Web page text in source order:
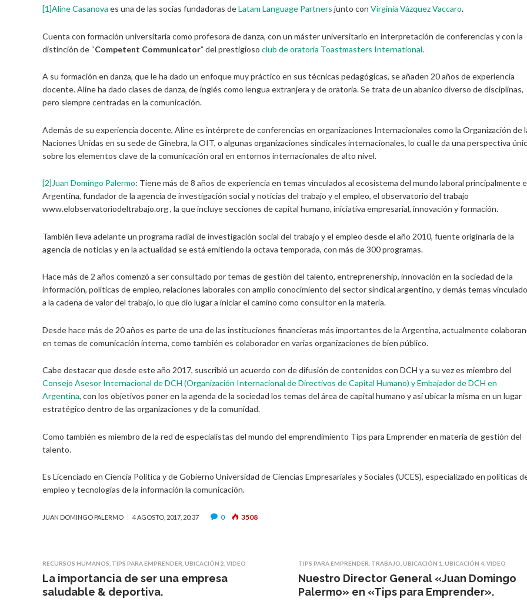
[1]Aline Casanova es una de las socias fundadoras deLatam Language Partners junto con Virginia Vázquez Vaccaro.
Cuenta con formación universitaria como profesora de danza, con un máster universitario en interpretación de conferencias y con la
distinción de “Competent Communicator” del prestigioso club de oratoria Toastmasters International.
A su formación en danza, que le ha dado un enfoque muy práctico en sus técnicas pedagógicas, se añaden 20 años de experiencia
docente. Aline ha dado clases de danza, de inglés como lengua extranjera y de oratoria. Se trata de un abanico diverso de disciplinas,
pero siempre centradas en la comunicación.
Además de su experiencia docente, Aline es intérprete de conferencias en organizaciones Internacionales como la Organización de
Naciones Unidas en su sede de Ginebra, la OIT, o algunas organizaciones sindicales internacionales, lo cual le da una perspectiva
sobre los elementos clave de la comunicación oral en entornos internacionales de alto nivel.
[2]Juan Domingo Palermo: Tiene más de 8 años de experiencia en temas vinculados al ecosistema del mundo laboral principalmente
Argentina, fundador de la agencia de investigación social y noticias del trabajo y el empleo, el observatorio del trabajo
www.elobservatoriodeltrabajo.org , la que incluye secciones de capital humano, iniciativa empresarial, innovación y formación.
También lleva adelante un programa radial de investigación social del trabajo y el empleo desde el año 2010, fuente originaria de la
agencia de noticias y en la actualidad se está emitiendo la octava temporada, con más de 300 programas.
Hace más de 2 años comenzó a ser consultado por temas de gestión del talento, entreprenership, innovación en la sociedad de la
información, políticas de empleo, relaciones laborales con amplio conocimiento del sector sindical argentino, y demás temas
a la cadena de valor del trabajo, lo que dio lugar a iniciar el camino como consultor en la materia.
Desde hace más de 20 años es parte de una de las instituciones financieras más importantes de la Argentina, actualmente
en temas de comunicación interna, como también es colaborador en varias organizaciones de bien público.
Cabe destacar que desde este año 2017, suscribió un acuerdo con de difusión de contenidos con DCH y a su vez es miembro del
Consejo Asesor Internacional de DCH (Organización Internacional de Directivos de Capital Humano) y Embajador de DCH en
Argentina, con los objetivos poner en la agenda de la sociedad los temas del área de capital humano y así ubicar la misma en un lugar
estratégico dentro de las organizaciones y de la comunidad.
Como también es miembro de la red de especialistas del mundo del emprendimiento Tips para Emprender en materia de gestión del
talento.
Es Licenciado en Ciencia Política y de Gobierno Universidad de Ciencias Empresariales y Sociales (UCES), especializado en políticas
empleo y tecnologías de la información la comunicación.
JUAN DOMINGO PALERMO 4 AGOSTO, 2017, 20:37 0 3508
RECURSOS HUMANOS TIPS PARA EMPRENDER UBICACIÓN 2 VIDEO
La importancia de ser una empresa
saludable & deportiva.
TIPS PARA EMPRENDER TRABAJO ,UBICACIÓN 1 ,UBICACIÓN 4 ,VIDEO
Nuestro Director General «Juan Domingo
Palermo» en «Tips para Emprender».